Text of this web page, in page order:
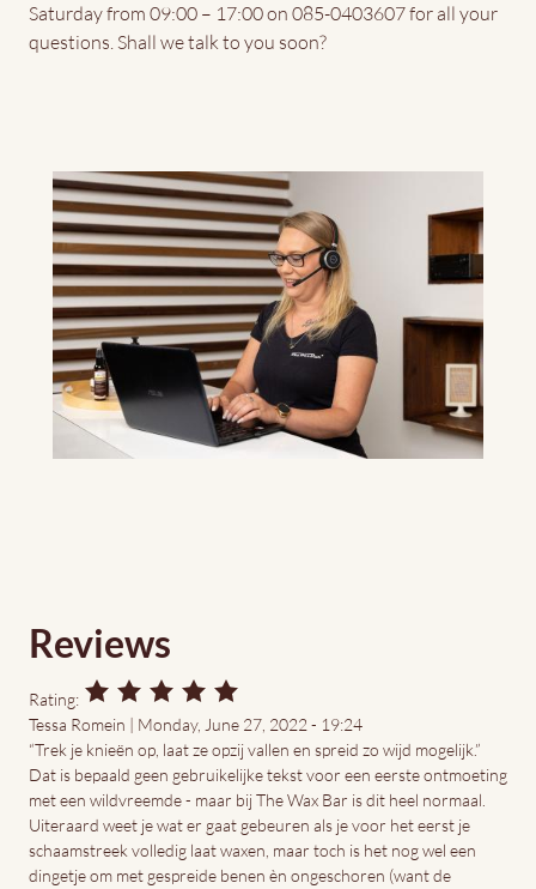
Saturday from 09:00 – 17:00 on 085-0403607 for all your
questions. Shall we talk to you soon?
Reviews
Rating:
Tessa Romein | Monday, June 27, 2022 - 19:24
“Trek je knieën op, laat ze opzij vallen en spreid zo wijd mogelijk.”
Dat is bepaald geen gebruikelijke tekst voor een eerste ontmoeting
met een wildvreemde - maar bij The Wax Bar is dit heel normaal.
Uiteraard weet je wat er gaat gebeuren als je voor het eerst je
schaamstreek volledig laat waxen, maar toch is het nog wel een
dingetje om met gespreide benen èn ongeschoren (want de